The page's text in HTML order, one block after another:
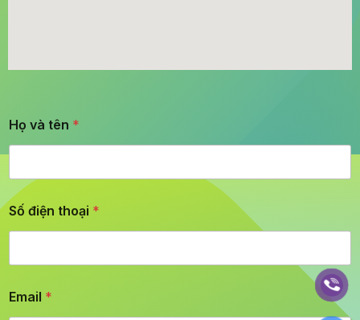
Họ và tên *
Số điện thoại *
Email *